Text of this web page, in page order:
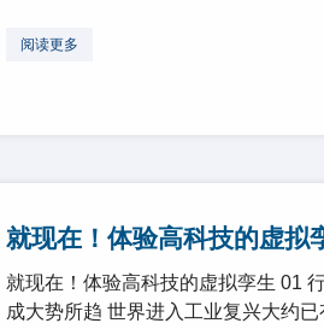
阅读更多
就现在！体验高科技的虚拟
就现在！体验高科技的虚拟孪生 01
成大势所趋 世界进入工业复兴大约已